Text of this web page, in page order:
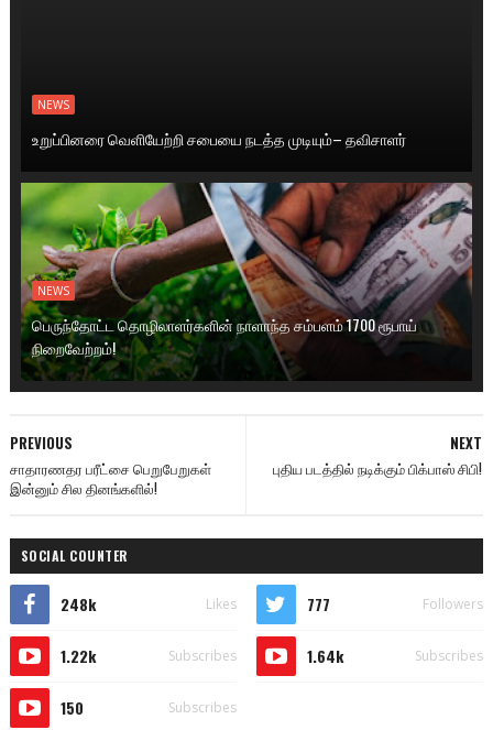
NEWS
உறுப்பினரை வெளியேற்றி சபையை நடத்த முடியும்– தவிசாளர்
NEWS
பெருந்தோட்ட தொழிலாளர்களின் நாளாந்த சம்பளம் 1700 ரூபாய்
நிறைவேற்றம்!
NEXT
புதிய படத்தில் நடிக்கும் பிக்பாஸ் சிபி!
PREVIOUS
சாதாரணதர பரீட்சை பெறுபேறுகள்
இன்னும் சில தினங்களில்!
SOCIAL COUNTER
248k Likes 777 Followers
1.22k Subscribes 1.64k Subscribes
150 Subscribes